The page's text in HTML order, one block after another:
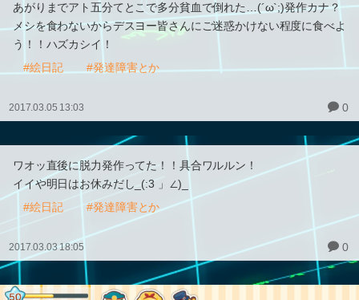
あがりまでアト五分てとこで多分貧血で倒れた…(´ω`;)発作カナ？
メシを食わないからデスヨー皆さんにご迷惑かけない程度に食べよ
う！！ハズカシイ！
#絵日記
#発達障害とか
2017.03.05 13:03 0
ワオッ直後に脱力発作ってた！！具合ワルルン！
イイや明日はお休みだし_(:3 」∠)_
#絵日記
#発達障害とか
2017.03.03 18:05 0